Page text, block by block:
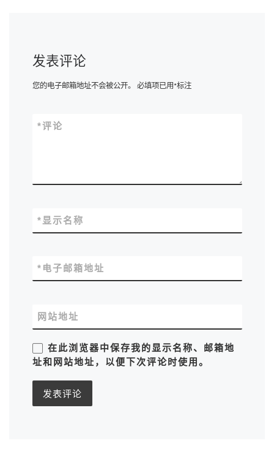
发表评论
您的电子邮箱地址不会被公开。 必填项已用*标注
评论
*
显示名称
*
电子邮箱地址
*
网站地址
在此浏览器中保存我的显示名称、邮箱地
址和网站地址，以便下次评论时使用。